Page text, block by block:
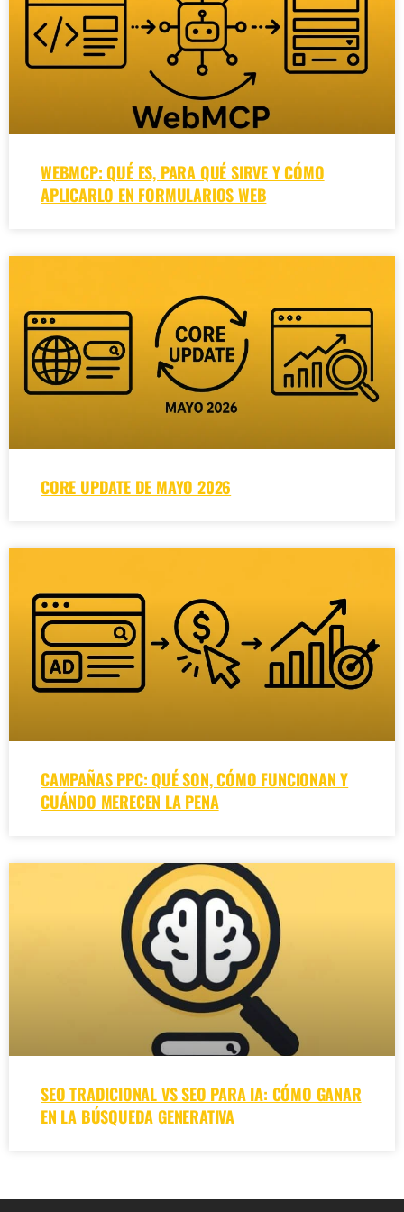
WEBMCP: QUÉ ES, PARA QUÉ SIRVE Y CÓMO
APLICARLO EN FORMULARIOS WEB
CORE UPDATE DE MAYO 2026
CAMPAÑAS PPC: QUÉ SON, CÓMO FUNCIONAN Y
CUÁNDO MERECEN LA PENA
SEO TRADICIONAL VS SEO PARA IA: CÓMO GANAR
EN LA BÚSQUEDA GENERATIVA